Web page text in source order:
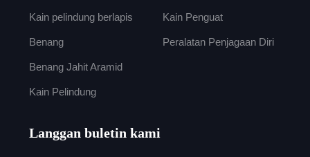
Kain pelindung berlapis
Benang
Benang Jahit Aramid
Kain Pelindung
Kain Penguat
Peralatan Penjagaan Diri
Langgan buletin kami